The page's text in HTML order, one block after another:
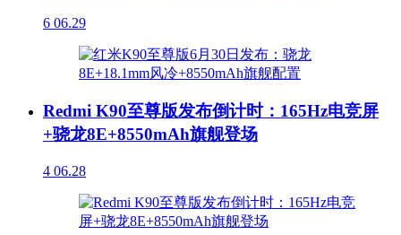
6 06.29
Redmi K90至尊版发布倒计时：165Hz电竞屏
+骁龙8E+8550mAh旗舰登场
4 06.28